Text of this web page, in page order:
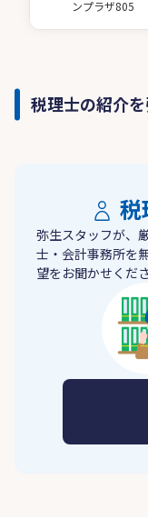
ンプラザ805
税理士の紹介
税
弥生スタッフが、
士・会計事務所を
望をお聞かせくださ